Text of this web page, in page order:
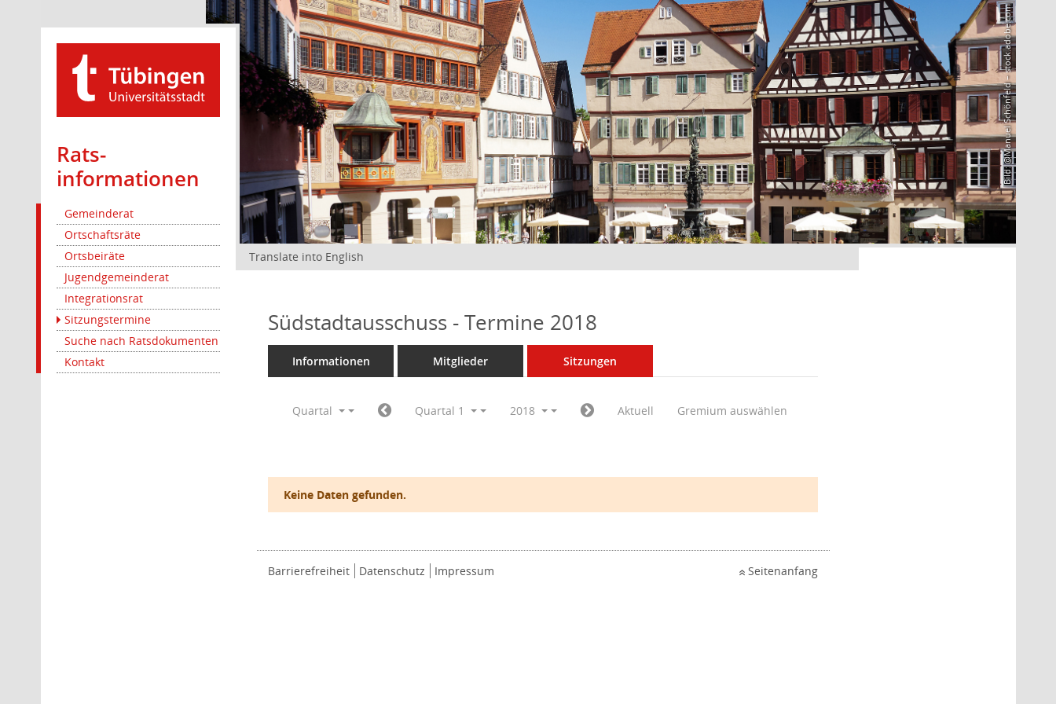
Rats­
informationen
Gemeinderat
Ortschaftsräte
Ortsbeiräte
Jugendgemeinderat
Integrationsrat
Sitzungstermine
Suche nach Ratsdokumenten
Kontakt
Bild: @Manuel Schönfeld – stock.adobe.com
Translate into English
Südstadtausschuss - Termine 2018
Informationen Mitglieder Sitzungen
Quartal Quartal 1 2018 Aktuell Gremium auswählen
Keine Daten gefunden.
Barrierefreiheit Datenschutz Impressum Seitenanfang